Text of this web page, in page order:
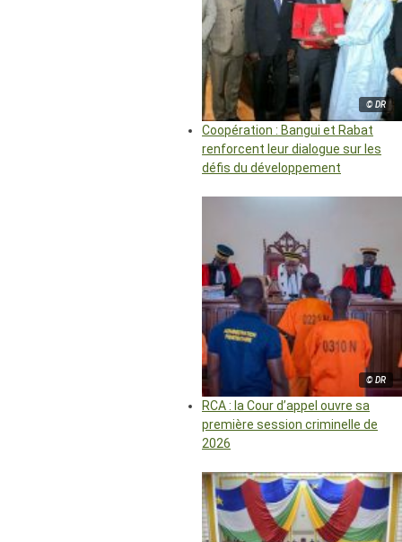
© DR
Coopération : Bangui et Rabat
renforcent leur dialogue sur les
défis du développement
© DR
RCA : la Cour d’appel ouvre sa
première session criminelle de
2026